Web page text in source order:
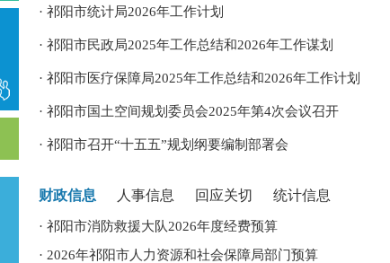
· 祁阳市统计局2026年工作计划
· 祁阳市民政局2025年工作总结和2026年工作谋划
· 祁阳市医疗保障局2025年工作总结和2026年工作计划
· 祁阳市国土空间规划委员会2025年第4次会议召开
· 祁阳市召开“十五五”规划纲要编制部署会
财政信息 人事信息 回应关切 统计信息
· 祁阳市消防救援大队2026年度经费预算
· 2026年祁阳市人力资源和社会保障局部门预算